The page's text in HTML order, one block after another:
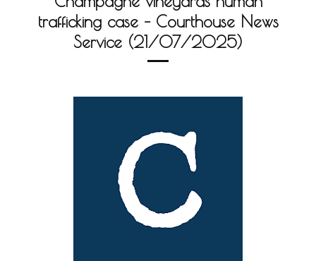
trafficking case – Courthouse News
Service (21/07/2025)